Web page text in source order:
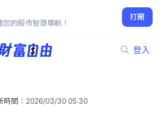
的股市智慧導航！
打開
登入
-8.40%
時間： 2026/03/30 05:30